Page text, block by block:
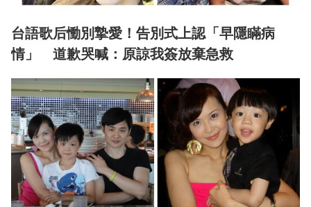
台語歌后慟別摯愛！告別式上認「早隱瞞病
情」 道歉哭喊：原諒我簽放棄急救